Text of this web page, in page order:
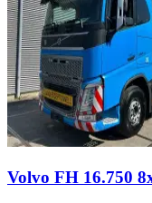
Volvo FH 16.750